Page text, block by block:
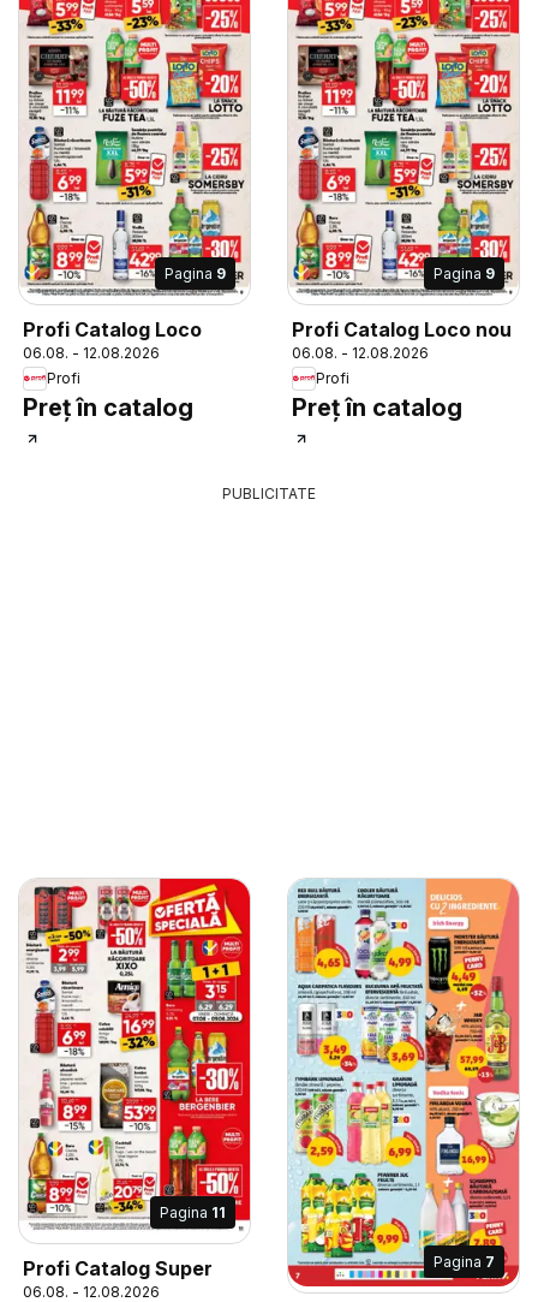
Pagina 9
Profi Catalog Loco
06.08. - 12.08.2026
Profi
Preț în catalog
Pagina 9
Profi Catalog Loco nou
06.08. - 12.08.2026
Profi
Preț în catalog
PUBLICITATE
Pagina 11
Profi Catalog Super
06.08. - 12.08.2026
Pagina 7